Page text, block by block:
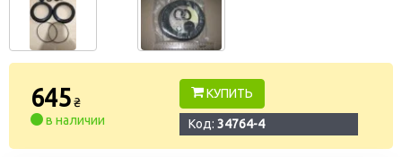
645₴
в наличии
КУПИТЬ
Код: 34764-4